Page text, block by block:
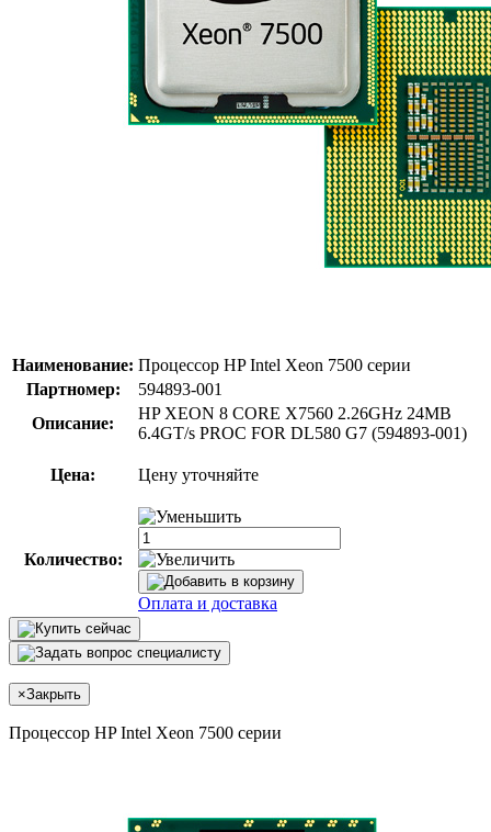
Наименование: Процессор HP Intel Xeon 7500 серии
Партномер:
594893-001
Описание:
HP XEON 8 CORE X7560 2.26GHz 24MB
6.4GT/s PROC FOR DL580 G7 (594893-001)
Цена: Цену уточняйте
Количество:
Оплата и доставка
×Закрыть
Процессор HP Intel Xeon 7500 серии